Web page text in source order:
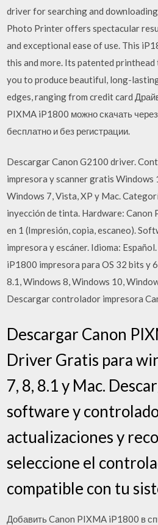
driver for searching and
Photo Printer offers spectacular
and exceptional ease of use. This
this and more. Its patented
you to produce beautiful, long-
edges, ranging from credit card
PIXMA iP1800 можно скачать через
бесплатно и без регистрации.
Descargar Canon G2100 driver.
impresora y scanner gratis Windows
Windows 7, Vista, XP y Mac.
inyección de tinta. Hardware: Canon
en 1 (Impresión, copia, escaneo).
impresora y escáner. Idioma:
iP1800 impresora para OS 32 bits y
8.1, Windows 8, Windows 10,
Descargar controlador impresora
Descargar Canon
Driver Gratis para
7, 8, 8.1 y Mac.
software y
actualizaciones y
seleccione el
compatible con tu
Добавить Canon PIXMA iP1800 в